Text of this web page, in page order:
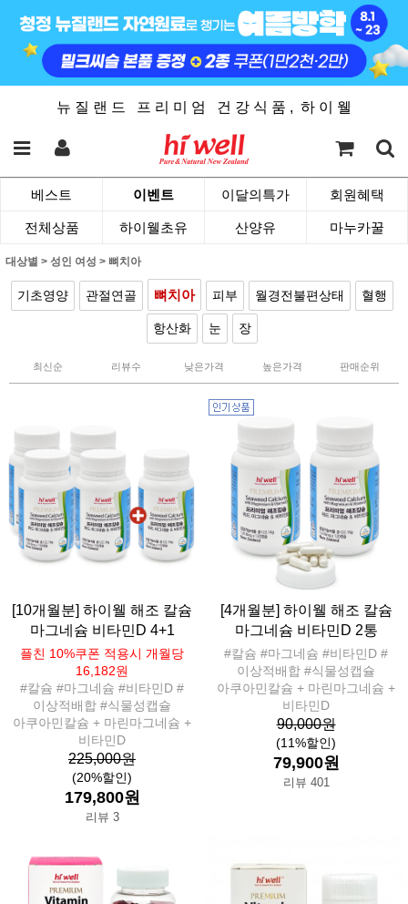
뉴 질 랜 드 프 리 미 엄 건 강 식 품 , 하 이 웰
베스트 이벤트 이달의특가 회원혜택
전체상품 하이웰초유 산양유 마누카꿀
대상별 > 성인 여성 > 뼈치아
기초영양 관절연골 뼈치아 피부 월경전불편상태 혈행
항산화 눈 장
최신순 리뷰수 낮은가격 높은가격 판매순위
[10개월분] 하이웰 해조 칼슘
마그네슘 비타민D 4+1
플친 10%쿠폰 적용시 개월당
16,182원
#칼슘 #마그네슘 #비타민D #
이상적배합 #식물성캡슐
아쿠아민칼슘 + 마린마그네슘 +
비타민D
225,000원
(20%할인)
179,800원
리뷰 3
[4개월분] 하이웰 해조 칼슘
마그네슘 비타민D 2통
#칼슘 #마그네슘 #비타민D #
이상적배합 #식물성캡슐
아쿠아민칼슘 + 마린마그네슘 +
비타민D
90,000원
(11%할인)
79,900원
리뷰 401